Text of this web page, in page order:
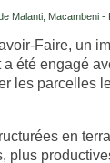
Malanti Macambeni -
Faire, un
été engagé
les parcelles
en
plus